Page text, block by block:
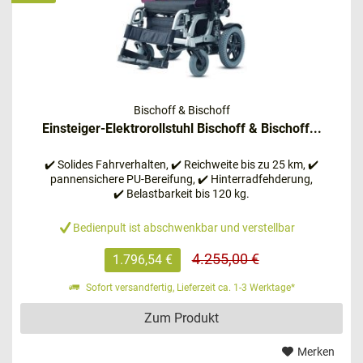
sein?
Welche Arten von Elektrorollstühlen gibt es?
Welche Marken von Elektrorollstühlen gibt es?
Wie schwer ist ein Elektrorollstuhl?
Hilft mir der Elektrorollstuhl dabei, alleine zu leben?
Kann ich mit einem Elektrorollstuhl verreisen?
5. Wie wird ein elektrischer Rollstuhl bedient?
Komponenten:
Steuereinheit
Bediengerät (Joystick, Kopfstütze, Kinnfunktion,
Blas- und Saug-Steuerung
Gegebenenfalls Tablett oder Fußpedal
Bischoff & Bischoff
Einsteiger-Elektrorollstuhl Bischoff & Bischoff...
✔️ Solides Fahrverhalten, ✔️ Reichweite bis zu 25 km, ✔️
pannensichere PU-Bereifung, ✔️ Hinterradfehderung,
✔️ Belastbarkeit bis 120 kg.
Bedienpult ist abschwenkbar und verstellbar
1.796,54 € 4.255,00 €
Sofort versandfertig, Lieferzeit ca. 1-3 Werktage*
Zum Produkt
Merken